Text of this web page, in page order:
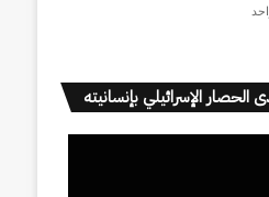
الإسرائيلي بإنسانيته